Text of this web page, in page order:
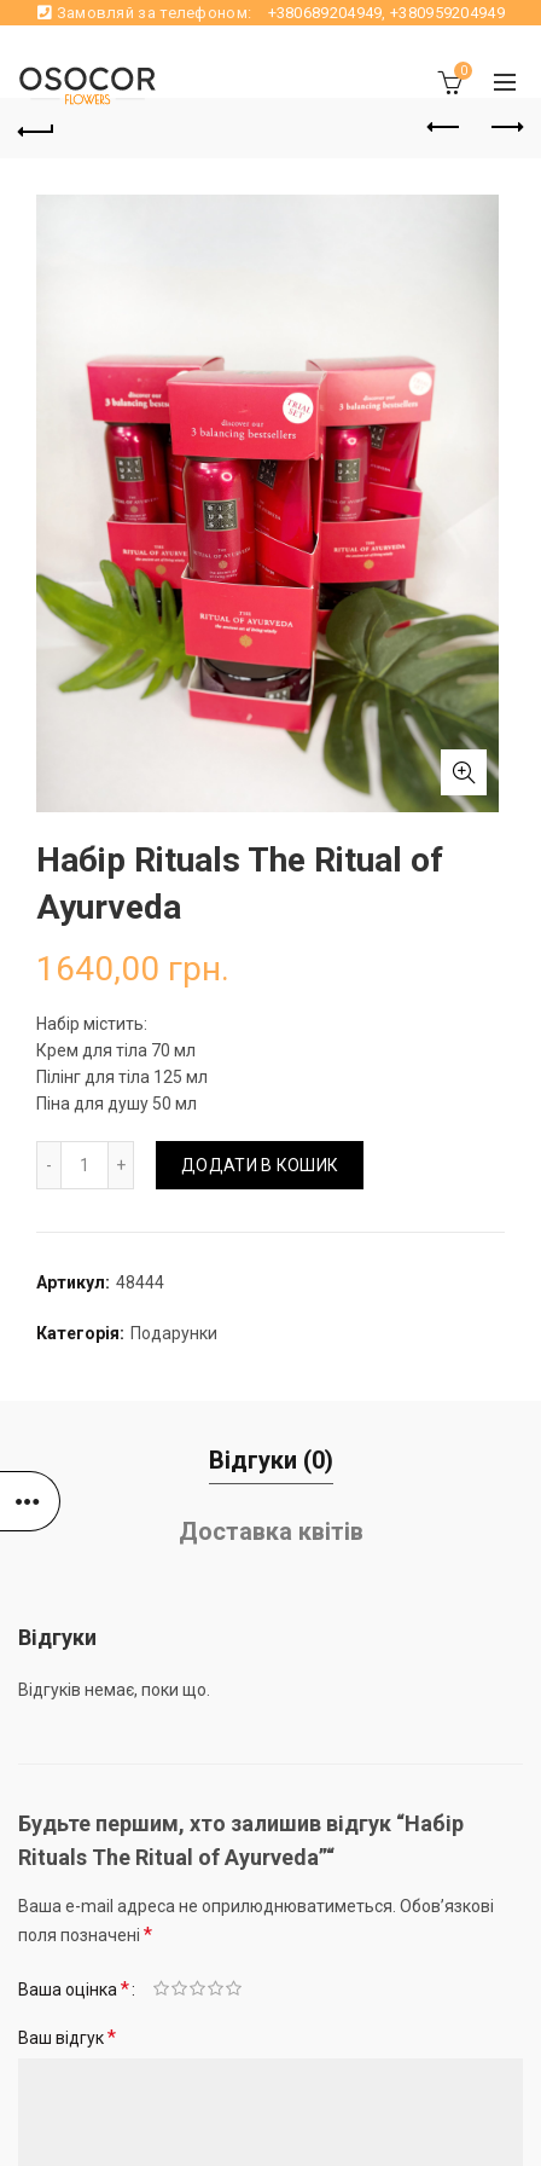
Замовляй за телефоном: +380689204949,+380959204949
0
Набір Rituals The Ritual of
Ayurveda
1640,00 грн.
Набір містить:
Крем для тіла 70 мл
Пілінг для тіла 125 мл
Піна для душу 50 мл
ДОДАТИ В КОШИК
Артикул: 48444
Категорія: Подарунки
Відгуки (0)
Доставка квітів
Відгуки
Відгуків немає, поки що.
Будьте першим, хто залишив відгук “Набір
Rituals The Ritual of Ayurveda”“
Ваша e-mail адреса не оприлюднюватиметься. Обов’язкові
поля позначені *
Ваша оцінка *
Ваш відгук*